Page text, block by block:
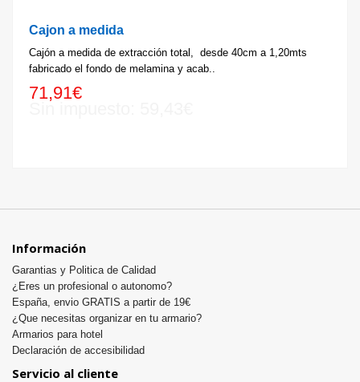
Cajon a medida
Cajón a medida de extracción total, desde 40cm a 1,20mts
fabricado el fondo de melamina y acab..
71,91€
Información
Garantias y Politica de Calidad
¿Eres un profesional o autonomo?
España, envio GRATIS a partir de 19€
¿Que necesitas organizar en tu armario?
Armarios para hotel
Declaración de accesibilidad
Servicio al cliente